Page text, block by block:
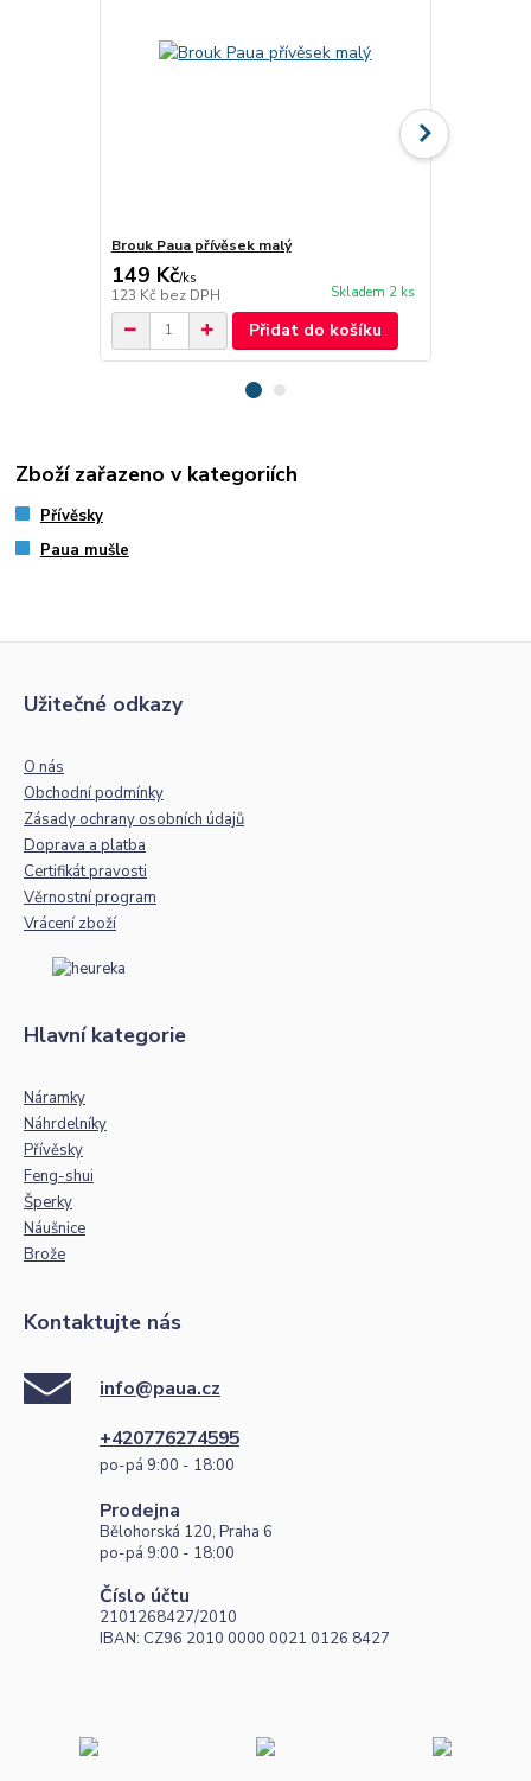
Brouk Paua přívěsek malý
149 Kč/ks
123 Kč bez DPH Skladem 2 ks
Přidat do košíku
Zboží zařazeno v kategoriích
Přívěsky
Paua mušle
Užitečné odkazy
O nás
Obchodní podmínky
Zásady ochrany osobních údajů
Doprava a platba
Certifikát pravosti
Věrnostní program
Vrácení zboží
Hlavní kategorie
Náramky
Náhrdelníky
Přívěsky
Feng-shui
Šperky
Náušnice
Brože
Kontaktujte nás
info@paua.cz
+420776274595
po-pá 9:00 - 18:00
Prodejna
Bělohorská 120, Praha 6
po-pá 9:00 - 18:00
Číslo účtu
2101268427/2010
IBAN: CZ96 2010 0000 0021 0126 8427